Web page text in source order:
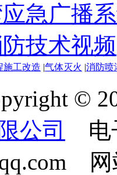
急广播
技术视频
施工改造 |气体灭火 |消防喷
©
公司
电